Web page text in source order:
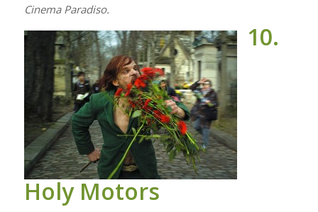
Cinema Paradiso.
10.
Holy Motors